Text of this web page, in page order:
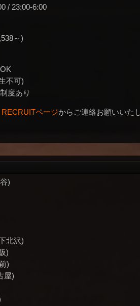
/ 23:00-6:00
～)
不可)
度あり
RECRUITページからご連絡お願いいた
)
北沢)
)
)
屋)